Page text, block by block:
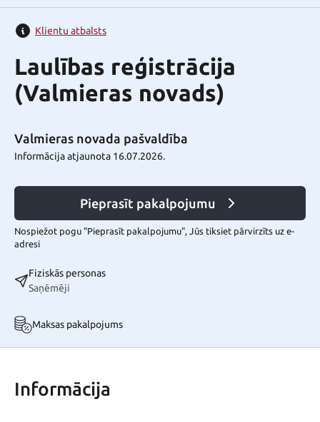
Klientu atbalsts
Laulības reģistrācija
(Valmieras novads)
Valmieras novada pašvaldība
Informācija atjaunota 16.07.2026.
Pieprasīt pakalpojumu
Nospiežot pogu "Pieprasīt pakalpojumu", Jūs tiksiet pārvirzīts uz e-
adresi
Fiziskās personas
Saņēmēji
Maksas pakalpojums
Informācija